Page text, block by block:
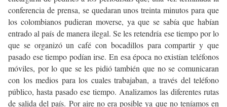
conferencia de prensa, se quedaran unos treinta minutos para que
los colombianos pudieran moverse, ya que se sabía que habían
entrado al país de manera ilegal. Se les retendría ese tiempo por lo
que se organizó un café con bocadillos para compartir y que
pasado ese tiempo podían irse. En esa época no existían teléfonos
móviles, por lo que se les pidió también que no se comunicaran
con los medios para los cuales trabajaban, a través del teléfono
público, hasta pasado ese tiempo. Analizamos las diferentes rutas
de salida del país. Por aire no era posible ya que no teníamos en